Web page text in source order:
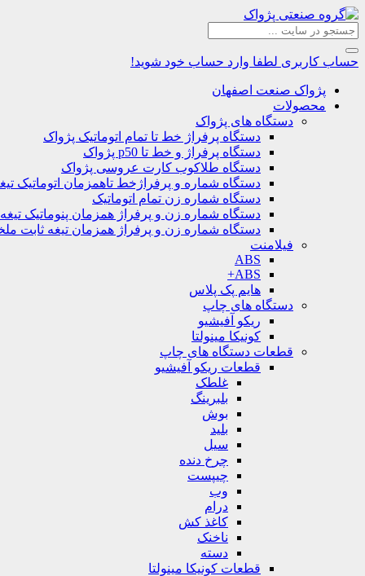
حساب کاربری لطفا وارد حساب خود شوید!
پژواک صنعت اصفهان
محصولات
دستگاه های پژواک
دستگاه پرفراژ خط تا تمام اتوماتیک پژواک
دستگاه پرفراژ و خط تا p50 پژواک
دستگاه طلاکوب کارت عروسی پژواک
دستگاه شماره و پرفراژخط تاهمزمان اتوماتیک
دستگاه شماره زن تمام اتوماتیک
دستگاه شماره زن و پرفراژ همزمان پنوماتیک
دستگاه شماره زن و پرفراژ همزمان تیغه ثابت
فیلامنت
ABS
ABS+
هایم پک پلاس
دستگاه های چاپ
ریکو آفیشیو
کونیکا مینولتا
قطعات دستگاه های چاپ
قطعات ریکو آفیشیو
غلطک
بلبرینگ
بوش
بلید
سیل
چرخ دنده
چیپست
وب
درام
کاغذ کش
ناخنک
دسته
قطعات کونیکا مینولتا